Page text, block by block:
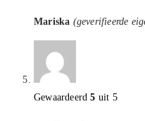
Mariska (geverifieerde
Gewaardeerd5 uit 5